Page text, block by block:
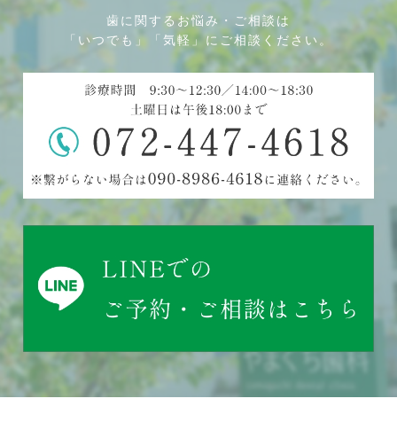
歯に関するお悩み・ご相談は
「いつでも」「気軽」にご相談ください。